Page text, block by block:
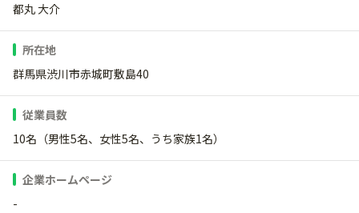
都丸 大介
所在地
群馬県渋川市赤城町敷島40
従業員数
10名（男性5名、女性5名、うち家族1名）
企業ホームページ
-